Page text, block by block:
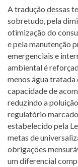
A tradução dessas
sobretudo, pela
otimização do
e pela manutenção
emergenciais e
ambiental é
menos água tratada
capacidade de
reduzindo a
regulatório
estabelecido pela
metas de
obrigações
um diferencial